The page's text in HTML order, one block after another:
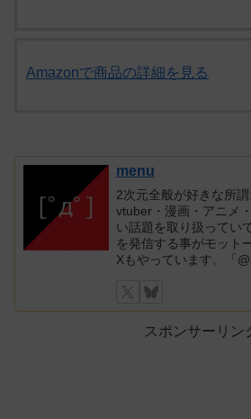
Amazonで商品の詳細を見る
menu
2次元全般が好きな所謂
vtuber・漫画・アニメ
い話題を取り扱ってい
を発信する事がモット
Xもやっています。「
スポンサーリン